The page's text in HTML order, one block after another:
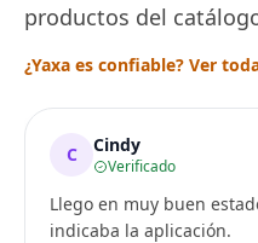
productos del
¿Yaxa es confiable? Ver
C Cindy
Verificado
Llego en muy buen
indicaba la aplicación.